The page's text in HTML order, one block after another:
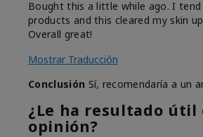
Bought this a little while ago. I
products and this cleared my skin
Overall great!
Mostrar Traducción
Conclusión Sí, recomendaría a un
¿Le ha resultado útil
opinión?